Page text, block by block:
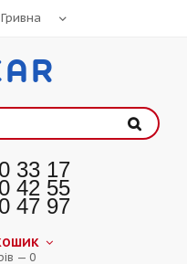
33 17
42 55
47 97
— 0